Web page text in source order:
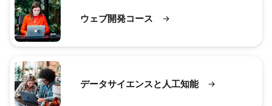
ウェブ開発コース
データサイエンスと人工知能